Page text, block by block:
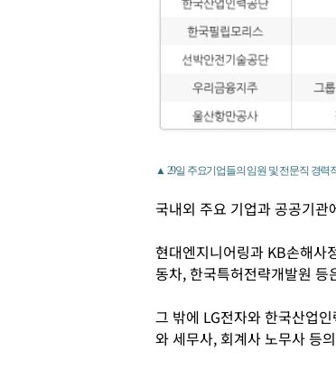
▲ 29일 주요기업들의 임원 및 전문직 경력
국내외 주요 기업과 공공기
현대엔지니어링과 KB손해사
동차, 한국특허전략개발원 등
그 밖에 LG전자와 한국산업
와 세무사, 회계사 노무사 등